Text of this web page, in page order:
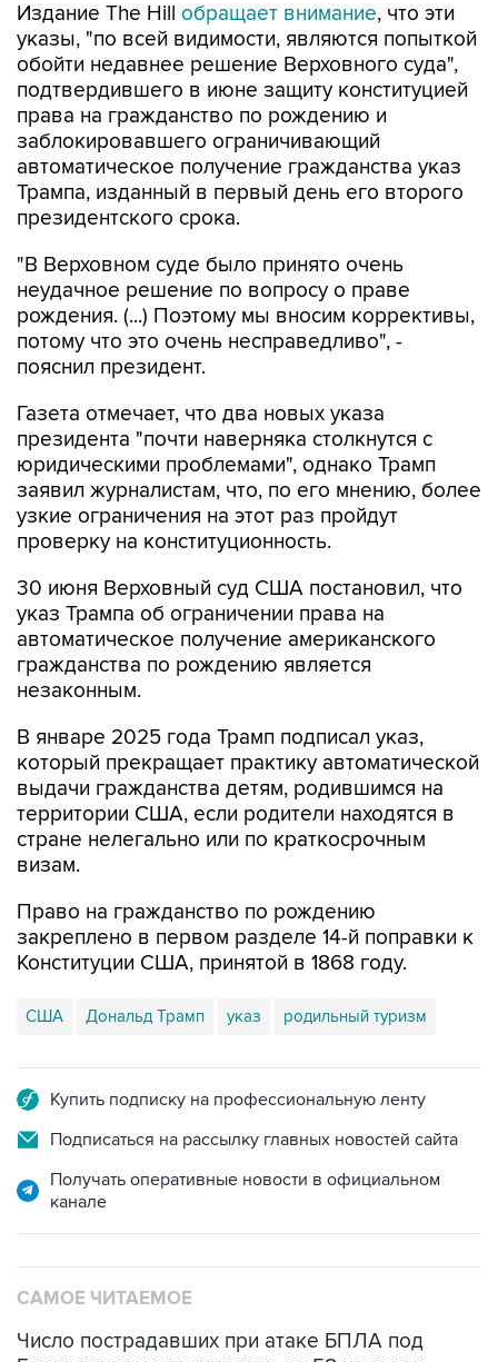
Издание The Hill обращает внимание, что эти
указы, "по всей видимости, являются попыткой
обойти недавнее решение Верховного суда",
подтвердившего в июне защиту конституцией
права на гражданство по рождению и
заблокировавшего ограничивающий
автоматическое получение гражданства указ
Трампа, изданный в первый день его второго
президентского срока.
"В Верховном суде было принято очень
неудачное решение по вопросу о праве
рождения. (...) Поэтому мы вносим коррективы,
потому что это очень несправедливо", -
пояснил президент.
Газета отмечает, что два новых указа
президента "почти наверняка столкнутся с
юридическими проблемами", однако Трамп
заявил журналистам, что, по его мнению, более
узкие ограничения на этот раз пройдут
проверку на конституционность.
30 июня Верховный суд США постановил, что
указ Трампа об ограничении права на
автоматическое получение американского
гражданства по рождению является
незаконным.
В январе 2025 года Трамп подписал указ,
который прекращает практику автоматической
выдачи гражданства детям, родившимся на
территории США, если родители находятся в
стране нелегально или по краткосрочным
визам.
Право на гражданство по рождению
закреплено в первом разделе 14-й поправки к
Конституции США, принятой в 1868 году.
США Дональд Трамп указ родильный туризм
Купить подписку на профессиональную ленту
Подписаться на рассылку главных новостей сайта
Получать оперативные новости в официальном
канале
САМОЕ ЧИТАЕМОЕ
Число пострадавших при атаке БПЛА под